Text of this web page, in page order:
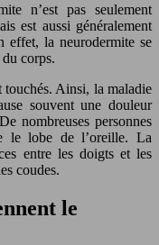
n’est pas seulement
est aussi généralement
effet, la neurodermite se
corps.
Ainsi, la maladie
souvent une douleur
nombreuses personnes
le lobe de l’oreille. La
entre les doigts et les
coudes.
le